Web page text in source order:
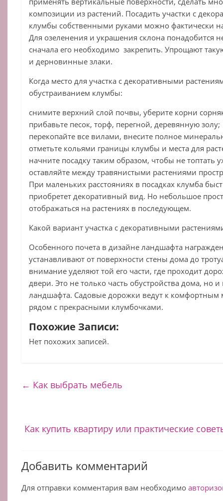
композиции из растений. Посадить участки с
клумбы собственными руками можно фактически
Для озеленения и украшения склона понадобится
сначала его необходимо закрепить. Упрощают
и дерновинные злаки.
Когда место для участка с декоративными
обустраиванием клумбы:
снимите верхний слой почвы, уберите корни
прибавьте песок, торф, перегной, деревянную золу;
перекопайте все вилами, внесите полное
отметьте кольями границы клумбы и места для
начните посадку таким образом, чтобы не топтать
оставляйте между травянистыми растениями
При маленьких расстояниях в посадках клумба
приобретет декоративный вид. Но небольшое
отображаться на растениях в последующем.
Какой вариант участка с декоративными
Особенного почета в дизайне ландшафта
устанавливают от поверхности стены дома до
внимание уделяют той его части, где проходит
двери. Это не только часть обустройства дома, но
ландшафта. Садовые дорожки ведут к комфортным
рядом с прекрасными клумбочками.
Похожие Записи:
Нет похожих записей.
← Как выбрать мебель
Как купить квартиру или практические
Добавить комментарий
Для отправки комментария вам необходимо